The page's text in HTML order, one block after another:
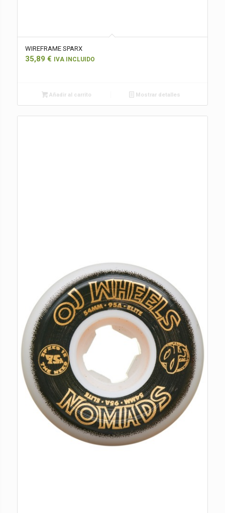
WIREFRAME SPARX
35,89 € IVA INCLUIDO
Añadir al carrito Mostrar detalles